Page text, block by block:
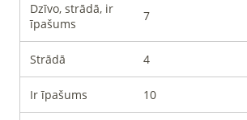
Dzīvo, strādā, ir
īpašums
7
Strādā 4
Ir īpašums 10